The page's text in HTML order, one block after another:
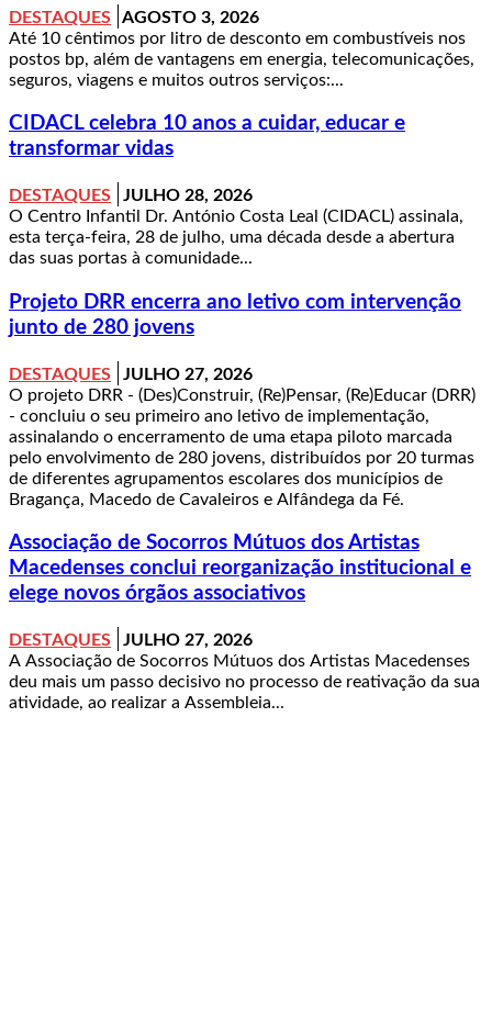
DESTAQUES
AGOSTO 3, 2026
Até 10 cêntimos por litro de desconto em combustíveis nos
postos bp, além de vantagens em energia, telecomunicações,
seguros, viagens e muitos outros serviços:...
CIDACL celebra 10 anos a cuidar, educar e
transformar vidas
DESTAQUES
JULHO 28, 2026
O Centro Infantil Dr. António Costa Leal (CIDACL) assinala,
esta terça-feira, 28 de julho, uma década desde a abertura
das suas portas à comunidade...
Projeto DRR encerra ano letivo com intervenção
junto de 280 jovens
DESTAQUES
JULHO 27, 2026
O projeto DRR - (Des)Construir, (Re)Pensar, (Re)Educar (DRR)
- concluiu o seu primeiro ano letivo de implementação,
assinalando o encerramento de uma etapa piloto marcada
pelo envolvimento de 280 jovens, distribuídos por 20 turmas
de diferentes agrupamentos escolares dos municípios de
Bragança, Macedo de Cavaleiros e Alfândega da Fé.
Associação de Socorros Mútuos dos Artistas
Macedenses conclui reorganização institucional e
elege novos órgãos associativos
DESTAQUES
JULHO 27, 2026
A Associação de Socorros Mútuos dos Artistas Macedenses
deu mais um passo decisivo no processo de reativação da sua
atividade, ao realizar a Assembleia...